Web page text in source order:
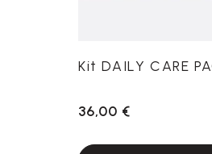
Kit DAILY CARE
36,00 €